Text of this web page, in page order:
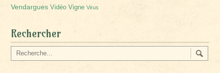
Vendargues Vidéo Vigne Virus
Rechercher